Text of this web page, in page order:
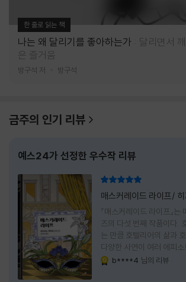
한 줄로 읽는 책
나는 왜 달리기를 좋아하는가
달리면서
은 즐거움
방구석 저 방구석
금주의 인기 리뷰
예스24가 선정한 우수작 리뷰
매스커레이드 라이프/
『매스커레이드 라이프』
즈의 다섯 번째 작품이다. 호텔을 배경으로 하
는 만큼 호텔리어의 삶과
다양한 사연이 여러 에피소
주인공은 호텔리어로서의
b****4 님의 리뷰